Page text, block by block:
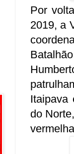
Por
2019, a
Itaipava
do